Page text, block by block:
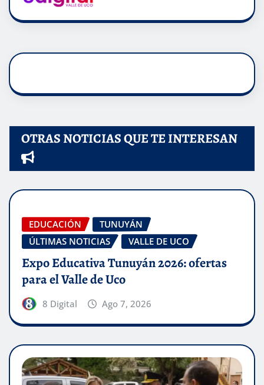
OTRAS NOTICIAS QUE TE INTERESAN
EDUCACIÓN
TUNUYÁN
ÚLTIMAS NOTICIAS
VALLE DE UCO
Expo Educativa Tunuyán 2026: ofertas
para el Valle de Uco
8 Digital Ago 7, 2026